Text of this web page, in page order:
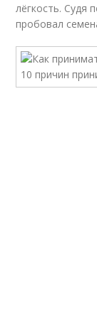
лёгкость. Судя
пробовал